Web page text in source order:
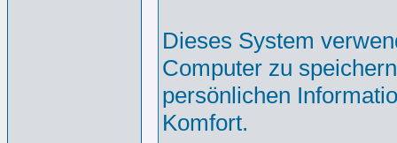
Dieses System
Computer zu
persönlichen
Komfort.